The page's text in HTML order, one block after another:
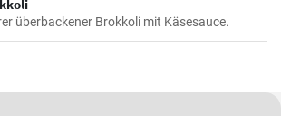
überbackener Brokkoli mit Käsesauce.